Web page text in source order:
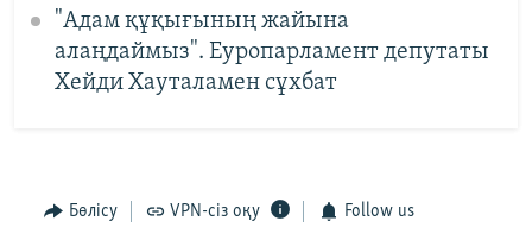
"Адам құқығының жайына
алаңдаймыз". Еуропарламент депутаты
Хейди Хауталамен сұхбат
Бөлісу VPN-сіз оқу Follow us